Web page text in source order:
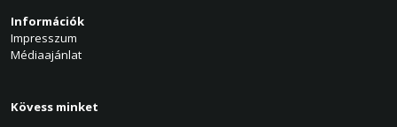
Információk
Impresszum
Médiaajánlat
Kövess minket